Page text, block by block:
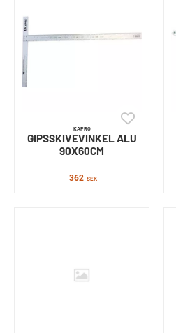
KAPRO
GIPSSKIVEVINKEL ALU
90X60CM
362 SEK